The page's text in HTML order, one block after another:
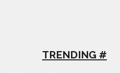
TRENDING #